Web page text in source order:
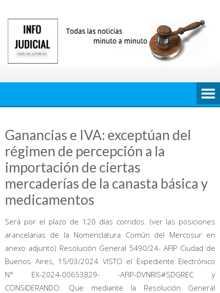
contenido
Ganancias e IVA: exceptúan del
régimen de percepción a la
importación de ciertas
mercaderías de la canasta básica y
medicamentos
Será por el plazo de 120 días corridos. (ver las posiciones
arancelarias de la Nomenclatura Común del Mercosur en
anexo adjunto) Resolución General 5490/24- AFIP Ciudad de
Buenos Aires, 15/03/2024 VISTO el Expediente Electrónico
N° EX-2024-00653829- -AFIP-DVNRIS#SDGREC y
CONSIDERANDO: Que mediante la Resolución General